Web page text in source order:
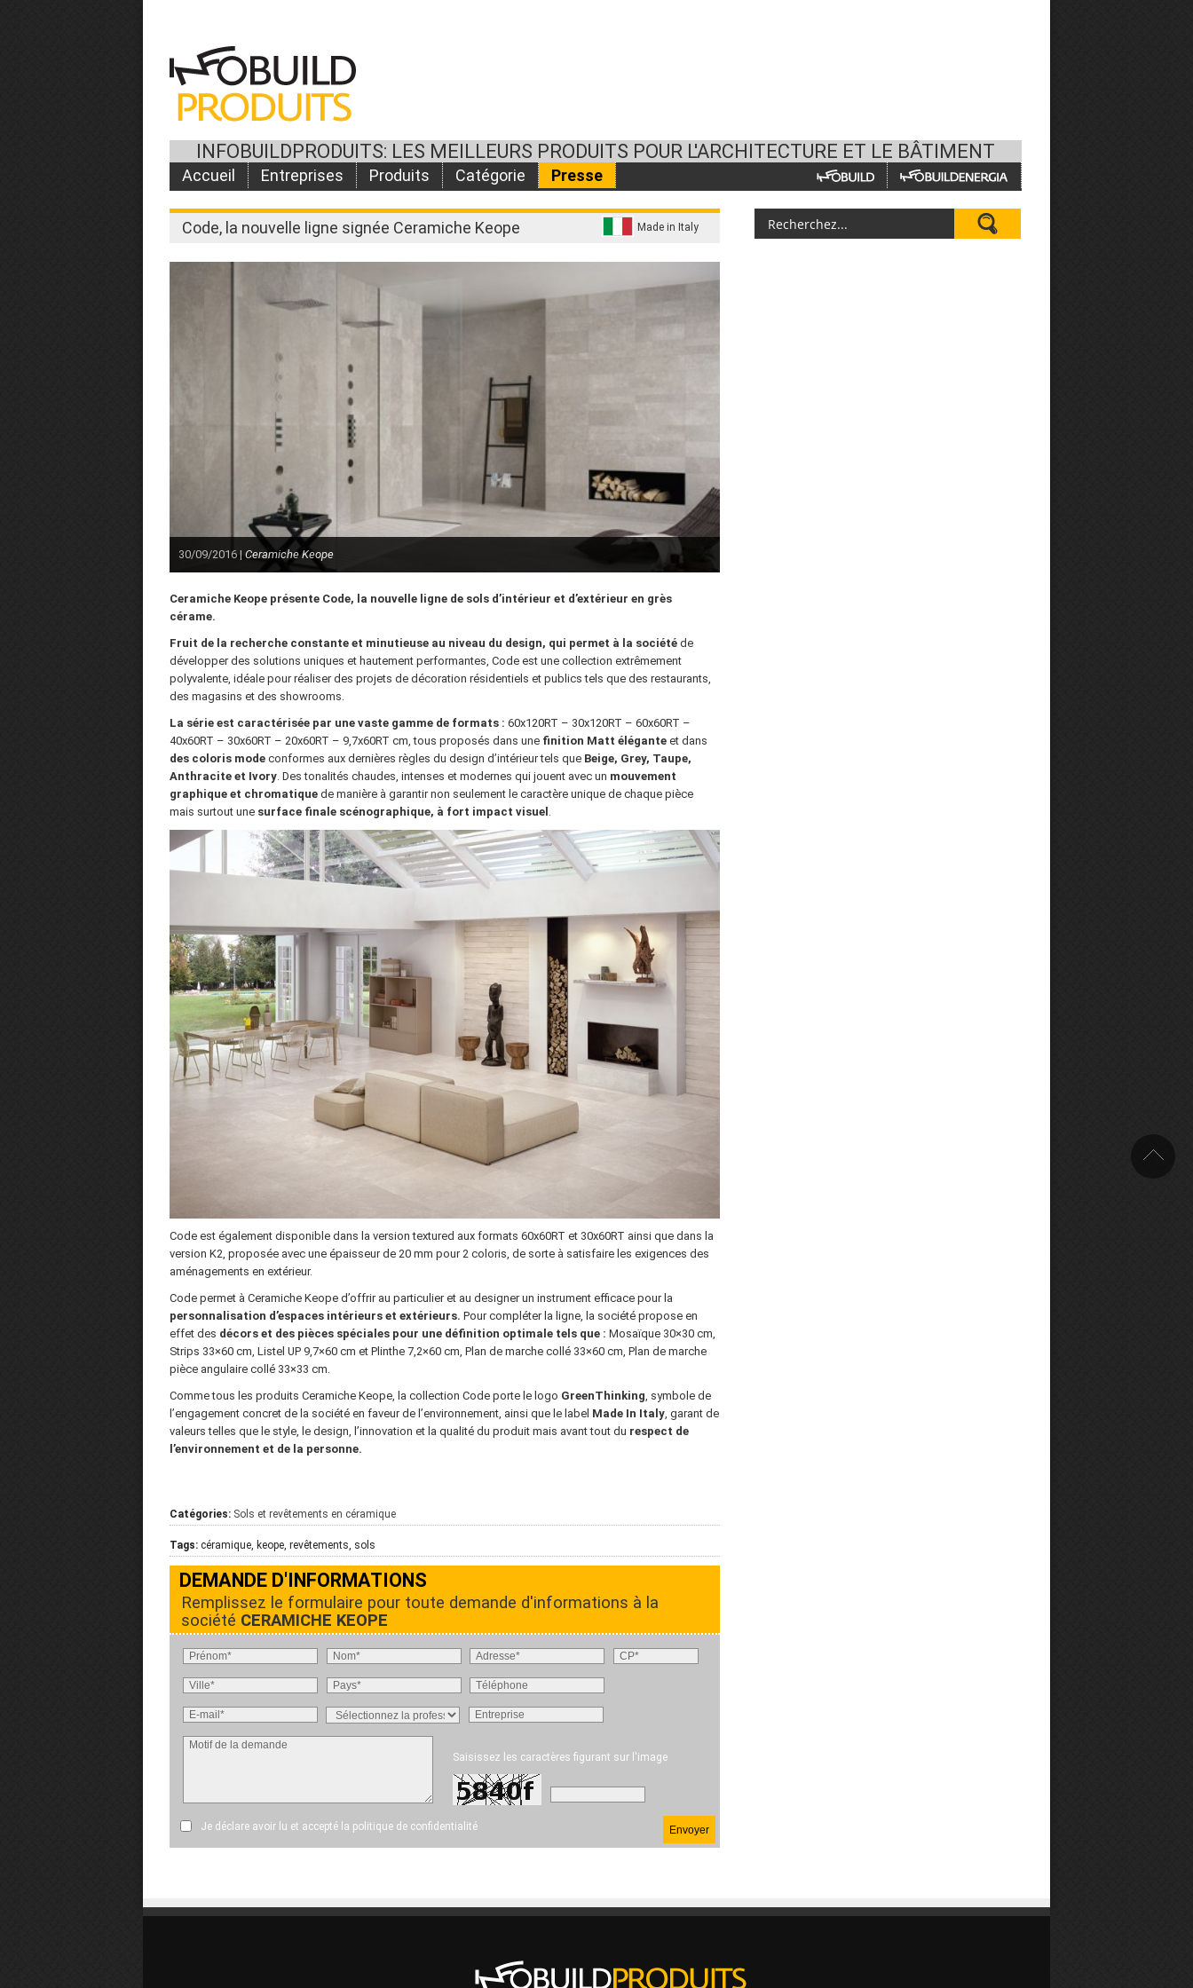
INFOBUILDPRODUITS: LES MEILLEURS PRODUITS POUR L'ARCHITECTURE ET LE BÂTIMENT
Accueil Entreprises Produits Catégorie Presse
Code, la nouvelle ligne signée Ceramiche Keope Made in Italy
30/09/2016 | Ceramiche Keope
Ceramiche Keope présente Code, la nouvelle ligne de sols d’intérieur et d’extérieur en grès
cérame.
Fruit de la recherche constante et minutieuse au niveau du design, qui permet à la société de
développer des solutions uniques et hautement performantes, Code est une collection extrêmement
polyvalente, idéale pour réaliser des projets de décoration résidentiels et publics tels que des restaurants,
des magasins et des showrooms.
La série est caractérisée par une vaste gamme de formats : 60x120RT – 30x120RT – 60x60RT –
40x60RT – 30x60RT – 20x60RT – 9,7x60RT cm, tous proposés dans une finition Matt élégante et dans
des coloris mode conformes aux dernières règles du design d’intérieur tels que Beige, Grey, Taupe,
Anthracite et Ivory. Des tonalités chaudes, intenses et modernes qui jouent avec un mouvement
graphique et chromatique de manière à garantir non seulement le caractère unique de chaque pièce
mais surtout une surface finale scénographique, à fort impact visuel .
Code est également disponible dans la version textured aux formats 60x60RT et 30x60RT ainsi que dans la
version K2, proposée avec une épaisseur de 20 mm pour 2 coloris, de sorte à satisfaire les exigences des
aménagements en extérieur.
Code permet à Ceramiche Keope d’offrir au particulier et au designer un instrument efficace pour la
personnalisation d’espaces intérieurs et extérieurs. Pour compléter la ligne, la société propose en
effet des décors et des pièces spéciales pour une définition optimale tels que : Mosaïque 30×30 cm,
Strips 33×60 cm, Listel UP 9,7×60 cm et Plinthe 7,2×60 cm, Plan de marche collé 33×60 cm, Plan de marche
pièce angulaire collé 33×33 cm.
Comme tous les produits Ceramiche Keope, la collection Code porte le logo GreenThinking, symbole de
l’engagement concret de la société en faveur de l’environnement, ainsi que le label Made In Italy, garant de
valeurs telles que le style, le design, l’innovation et la qualité du produit mais avant tout du respect de
l’environnement et de la personne.
Catégories: Sols et revêtements en céramique
Tags: céramique, keope, revêtements, sols
DEMANDE D'INFORMATIONS
Remplissez le formulaire pour toute demande d'informations à la
société CERAMICHE KEOPE
Saisissez les caractères figurant sur l'image
Je déclare avoir lu et accepté la politique de confidentialité